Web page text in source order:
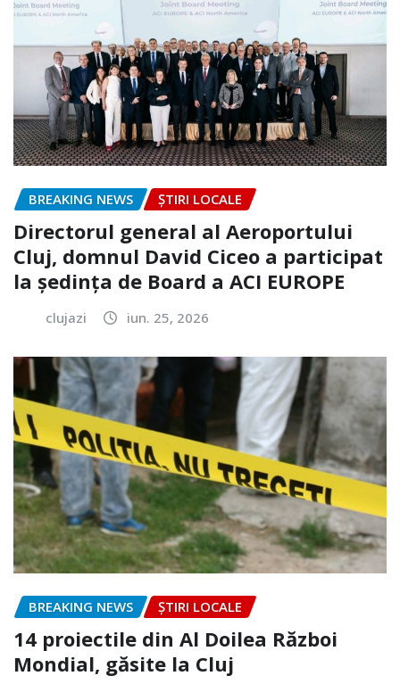
BREAKING NEWS ȘTIRI LOCALE
Directorul general al Aeroportului
Cluj, domnul David Ciceo a participat
la ședința de Board a ACI EUROPE
clujazi iun. 25, 2026
BREAKING NEWS ȘTIRI LOCALE
14 proiectile din Al Doilea Război
Mondial, găsite la Cluj